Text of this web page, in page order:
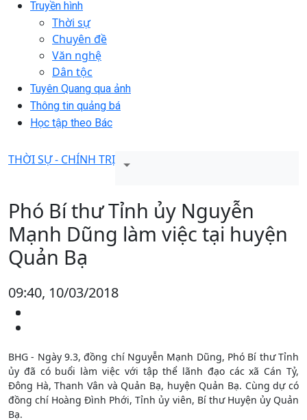
Truyền hình
Thời sự
Chuyên đề
Văn nghệ
Dân tộc
Tuyên Quang qua ảnh
Thông tin quảng bá
Học tập theo Bác
THỜI SỰ - CHÍNH TRỊ
Phó Bí thư Tỉnh ủy Nguyễn
Mạnh Dũng làm việc tại huyện
Quản Bạ
09:40, 10/03/2018
BHG - Ngày 9.3, đồng chí Nguyễn Mạnh Dũng, Phó Bí thư Tỉnh
ủy đã có buổi làm việc với tập thể lãnh đạo các xã Cán Tỷ,
Đông Hà, Thanh Vân và Quản Bạ, huyện Quản Bạ. Cùng dự có
đồng chí Hoàng Đình Phới, Tỉnh ủy viên, Bí thư Huyện ủy Quản
Bạ.